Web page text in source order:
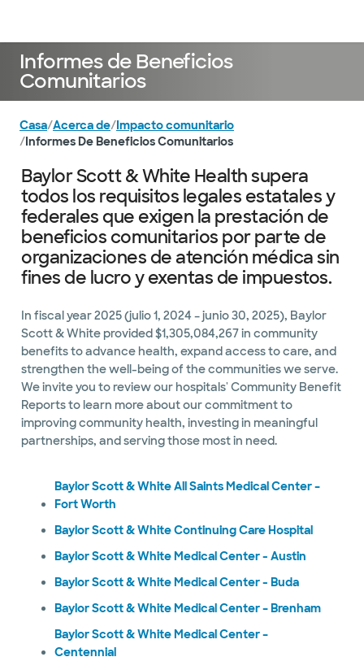
Informes de Beneficios
Comunitarios
Casa/Acerca de/Impacto comunitario
/Informes De Beneficios Comunitarios
Baylor Scott & White Health supera
todos los requisitos legales estatales y
federales que exigen la prestación de
beneficios comunitarios por parte de
organizaciones de atención médica sin
fines de lucro y exentas de impuestos.
In fiscal year 2025 (julio 1, 2024 – junio 30, 2025), Baylor
Scott & White provided $1,305,084,267 in community
benefits to advance health, expand access to care, and
strengthen the well-being of the communities we serve.
We invite you to review our hospitals' Community Benefit
Reports to learn more about our commitment to
improving community health, investing in meaningful
partnerships, and serving those most in need.
Baylor Scott & White All Saints Medical Center –
Fort Worth
Baylor Scott & White Continuing Care Hospital
Baylor Scott & White Medical Center - Austin
Baylor Scott & White Medical Center - Buda
Baylor Scott & White Medical Center – Brenham
Baylor Scott & White Medical Center –
Centennial